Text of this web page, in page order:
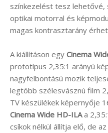
színkezelést tesz
optikai motorral és
magas kontrasztarány
A kiállításon egy Cinema
prototípus 2,35:1 arányú
nagyfelbontású mozik
legtöbb szélesvásznú film
TV készülékek képernyője
Cinema Wide HD-ILAa
csíkok nélkül állítja elő, de